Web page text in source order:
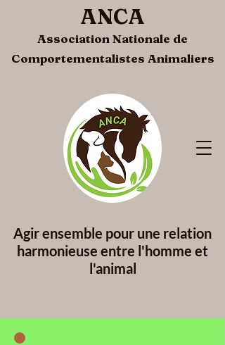
Agir ensemble pour une relation
harmonieuse entre l'homme et
l'animal
ANCA
Association Nationale de
Comportementalistes Animaliers